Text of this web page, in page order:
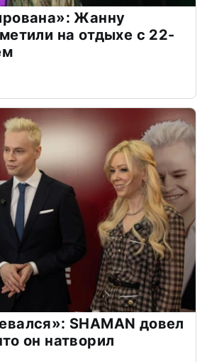
Жанну
на отдыхе с 22-
SHAMAN довел
он натворил